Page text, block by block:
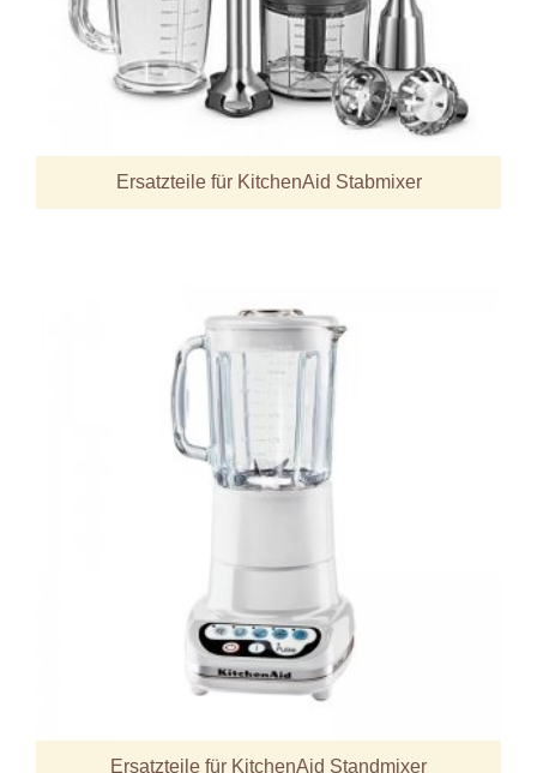
Ersatzteile für KitchenAid Stabmixer
Ersatzteile für KitchenAid Standmixer